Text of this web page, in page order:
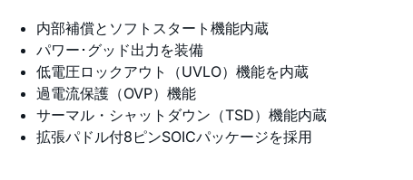
内部補償とソフトスタート機能内蔵
パワー･グッド出力を装備
低電圧ロックアウト（UVLO）機能を内蔵
過電流保護（OVP）機能
サーマル・シャットダウン（TSD）機能内蔵
拡張パドル付8ピンSOICパッケージを採用